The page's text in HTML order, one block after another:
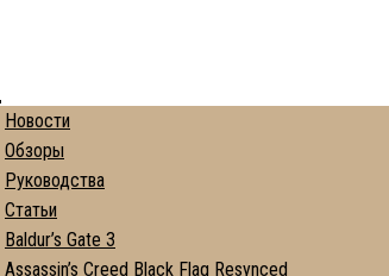
Новости
Обзоры
Руководства
Статьи
Baldur’s Gate 3
Assassin’s Creed Black Flag Resynced